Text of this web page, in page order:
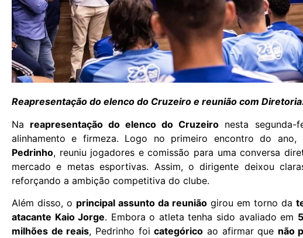
Reapresentação do elenco do Cruzeiro e reunião com
Na reapresentação do elenco do Cruzeiro nesta
alinhamento e firmeza. Logo no primeiro encontro do ano,
Pedrinho, reuniu jogadores e comissão para uma conversa
mercado e metas esportivas. Assim, o dirigente deixou
reforçando a ambição competitiva do clube.
Além disso, o principal assunto da reunião girou em torno da
atacante Kaio Jorge. Embora o atleta tenha sido avaliado em
milhões de reais, Pedrinho foicategórico ao afirmar que não